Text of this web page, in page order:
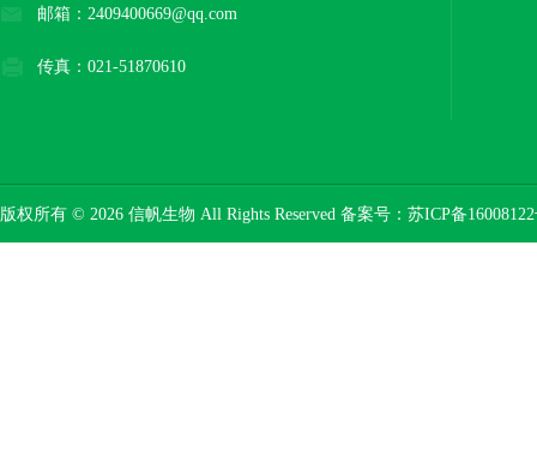
邮箱：2409400669@qq.com
传真：021-51870610
版权所有 © 2026 信帆生物 All Rights Reserved 备案号： 苏ICP备